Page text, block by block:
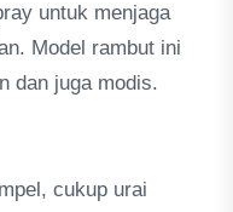
untuk menjaga
Model rambut ini
dan juga modis.
cukup urai